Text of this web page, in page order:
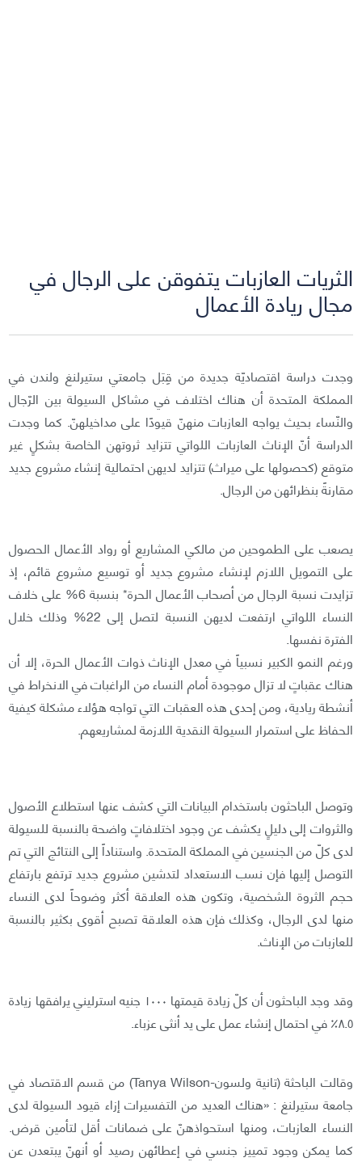
الثريات العازبات يتفوقن على الرجال في
مجال ريادة الأعمال
وجدت دراسة اقتصاديّة جديدة من قِبَل جامعتي ستيرلنغ ولندن في
المملكة المتحدة أن هناك اختلاف في مشاكل السيولة بين الرّجال
والنّساء بحيث يواجه العازبات منهنّ قيودًا على مداخيلهنّ. كما وجدت
الدراسة أنّ الإناث العازبات اللواتي تتزايد ثروتهن الخاصة بشكلٍ غير
متوقع (كحصولها على ميراث) تتزايد لديهن احتمالية إنشاء مشروع جديد
مقارنةً بنظرائهن من الرجال.
يصعب على الطموحين من مالكي المشاريع أو رواد الأعمال الحصول
على التمويل اللازم لإنشاء مشروع جديد أو توسيع مشروع قائم، إذ
تزايدت نسبة الرجال من أصحاب الأعمال الحرة* بنسبة 6% على خلاف
النساء اللواتي ارتفعت لديهن النسبة لتصل إلى 22% وذلك خلال
الفترة نفسها.
ورغم النمو الكبير نسبياً في معدل الإناث ذوات الأعمال الحرة، إلا أن
هناك عقباتٍ لا تزال موجودة أمام النساء من الراغبات في الانخراط في
أنشطة ريادية، ومن إحدى هذه العقبات التي تواجه هؤلاء مشكلة كيفية
الحفاظ على استمرار السيولة النقدية اللازمة لمشاريعهم.
وتوصل الباحثون باستخدام البيانات التي كشف عنها استطلاع الأصول
والثروات إلى دليلٍ يكشف عن وجود اختلافاتٍ واضحة بالنسبة للسيولة
لدى كلّ من الجنسين في المملكة المتحدة. واستناداً إلى النتائج التي تم
التوصل إليها فإن نسب الاستعداد لتدشين مشروع جديد ترتفع بارتفاع
حجم الثروة الشخصية، وتكون هذه العلاقة أكثر وضوحاً لدى النساء
منها لدى الرجال، وكذلك فإن هذه العلاقة تصبح أقوى بكثير بالنسبة
للعازبات من الإناث.
وقد وجد الباحثون أن كلّ زيادة قيمتها ١٠٠٠ جنيه استرليني يرافقها زيادة
٨.٥٪‏ في احتمال إنشاء عمل على يد أنثى عزباء.
وقالت الباحثة (تانية ولسون-Tanya Wilson) من قسم الاقتصاد في
جامعة ستيرلنغ : «هناك العديد من التفسيرات إزاء قيود السيولة لدى
النساء العازبات، ومنها استحواذهنّ على ضمانات أقل لتأمين قرض.
كما يمكن وجود تمييز جنسي في إعطائهن رصيد أو أنهنّ يبتعدن عن